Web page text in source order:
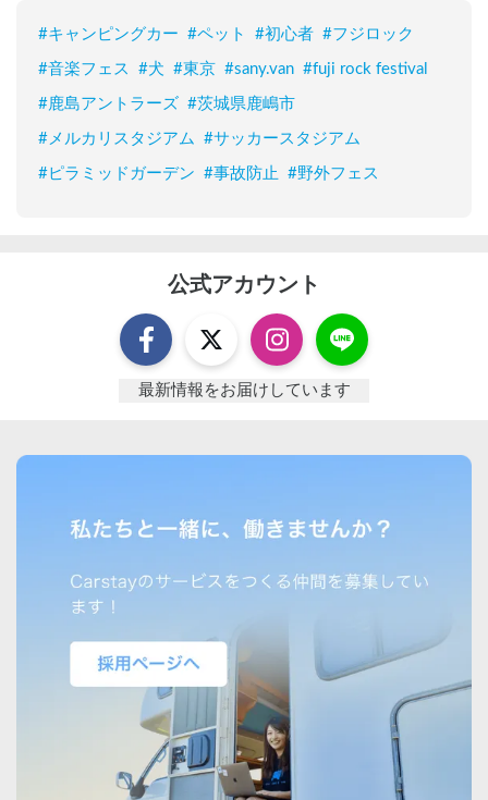
#キャンピングカー #ペット #初心者 #フジロック
#音楽フェス #犬 #東京 #sany.van #fuji rock festival
#鹿島アントラーズ #茨城県鹿嶋市
#メルカリスタジアム #サッカースタジアム
#ピラミッドガーデン #事故防止 #野外フェス
公式アカウント
最新情報をお届けしています